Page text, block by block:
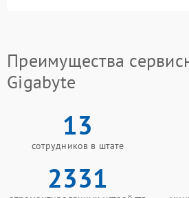
Преимущества
Gigabyte
13
сотрудников в штате
2331